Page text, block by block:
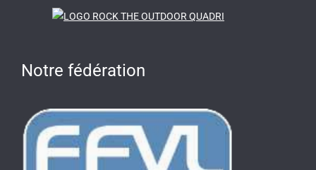
Notre fédération